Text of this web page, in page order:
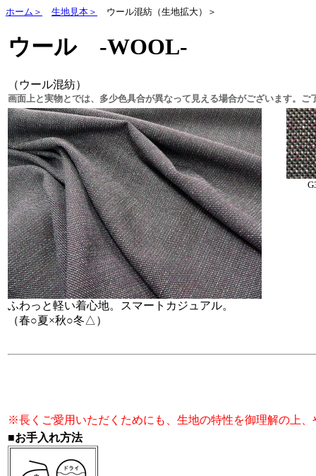
ホーム＞ 生地見本＞ ウール混紡（生地拡大）＞
ウール -WOOL-
（ウール混紡）
画面上と実物とでは、多少色具合が異なって見える場合がございます。ご
ふわっと軽い着心地。スマートカジュアル。
（春○夏×秋○冬△）
※長くご愛用いただくためにも、生地の特性を御理解の上
■お手入れ方法